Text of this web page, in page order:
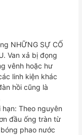
NHỮNG SỰ CỐ
Van xả bị đọng
vênh hoặc hư
linh kiện khác
hồi cũng là
Theo nguyên
đầu ống tràn từ
phao nước